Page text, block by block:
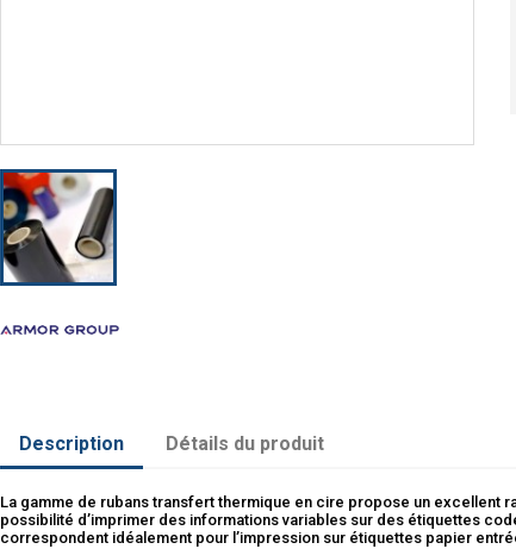
Description Détails du produit
La gamme de rubans transfert thermique en cire propose un excellent
possibilité d’imprimer des informations variables sur des étiquettes
correspondent idéalement pour l’impression sur étiquettes papier